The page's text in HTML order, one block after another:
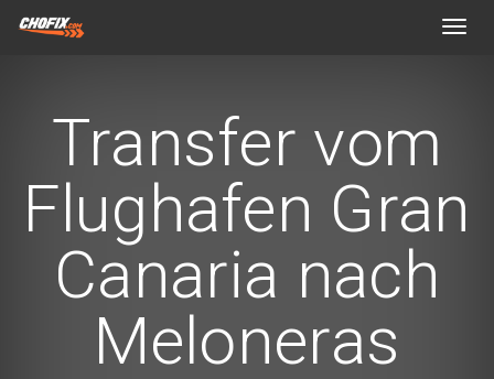
Transfer vom
Flughafen Gran
Canaria nach
Meloneras